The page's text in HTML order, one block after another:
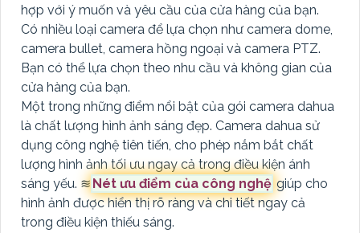
hợp với ý muốn và yêu cầu của cửa hàng của bạn.
Có nhiều loại camera để lựa chọn như camera dome,
camera bullet, camera hồng ngoại và camera PTZ.
Bạn có thể lựa chọn theo nhu cầu và không gian của
cửa hàng của bạn.
Một trong những điểm nổi bật của gói camera dahua
là chất lượng hình ảnh sáng đẹp. Camera dahua sử
dụng công nghệ tiên tiến, cho phép nắm bắt chất
lượng hình ảnh tối ưu ngay cả trong điều kiện ánh
sáng yếu. ≋ Nét ưu điểm của công nghệ giúp cho
hình ảnh được hiển thị rõ ràng và chi tiết ngay cả
trong điều kiện thiếu sáng.